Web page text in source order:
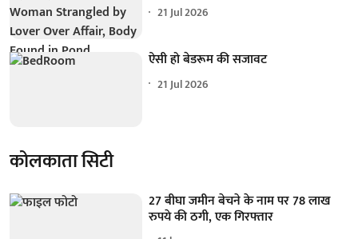
21 Jul 2026
ऐसी हो बेडरूम की सजावट
21 Jul 2026
कोलकाता सिटी
27 बीघा जमीन बेचने के नाम पर 78 लाख
रुपये की ठगी, एक गिरफ्तार